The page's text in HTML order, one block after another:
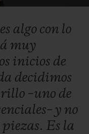
es algo con lo
muy
inicios de
decidimos
–uno de
y no
piezas. Es la
UNA